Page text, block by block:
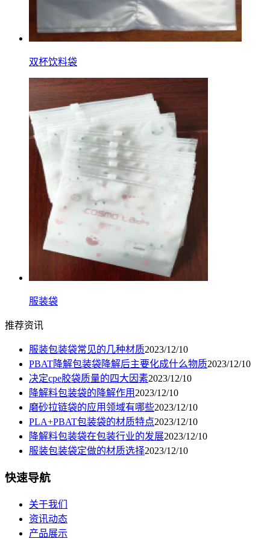
双杯饮料袋
服装袋
推荐资讯
服装包装袋常见的几种材质2023/12/10
PBAT降解包装袋降解后主要化成什么物质2023/12/10
决定cpe胶袋质量的四大因素2023/12/10
降解料包装袋的降解作用 2023/12/10
磨砂拉链袋的应用领域有哪些2023/12/10
PLA+PBAT包装袋的材质特点2023/12/10
降解料包装袋在包装行业的发展2023/12/10
服装包装袋定做的材质选择2023/12/10
快速导航
关于我们
资讯动态
产品展示